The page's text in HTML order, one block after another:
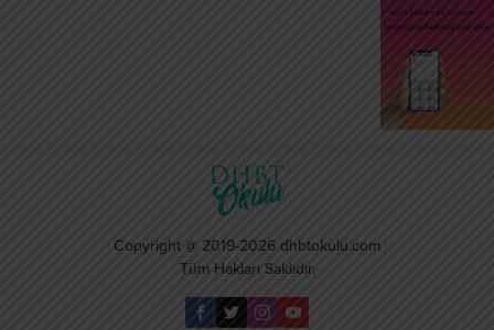
Copyright @ 2019-2026 dhbtokulu.com
Tüm Hakları Saklıdır.